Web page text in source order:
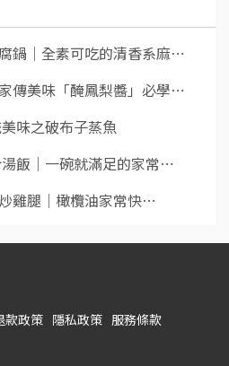
鍋｜全素可吃的清香系麻⋯
傳美味「醃鳳梨醬」必學⋯
味之破布子蒸魚
飯｜一碗就滿足的家常⋯
雞腿｜橄欖油家常快⋯
款政策 隱私政策 服務條款